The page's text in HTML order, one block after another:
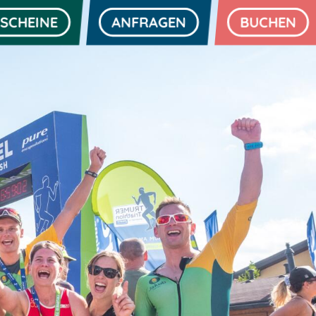
ANFRAGEN BUCHEN